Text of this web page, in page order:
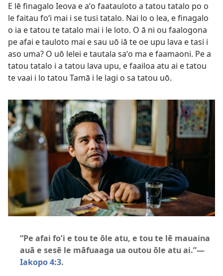
E lē finagalo Ieova e aʻo faatauloto a tatou tatalo po o
le faitau foʻi mai i se tusi tatalo. Nai lo o lea, e finagalo
o ia e tatou te tatalo mai i le loto. O ā ni ou faalogona
pe afai e tauloto mai e sau uō iā te oe upu lava e tasi i
aso uma? O uō lelei e tautala saʻo ma e faamaoni. Pe a
tatou tatalo i a tatou lava upu, e faailoa atu ai e tatou
te vaai i lo tatou Tamā i le lagi o sa tatou uō.
“Pe afai foʻi e tou te ōle atu, e tou te lē mauaina
auā e sesē le māfuaaga ua outou ōle atu ai.”—
Iakopo 4:3.